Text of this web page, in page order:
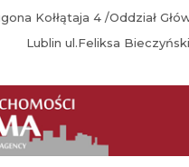
Kołłątaja 4 /Oddział
Lublin ul.Feliksa